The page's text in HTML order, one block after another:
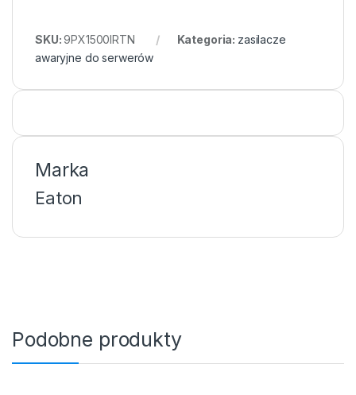
SKU:9PX1500IRTN Kategoria: zasilacze
awaryjne do serwerów
Marka
Eaton
Podobne produkty